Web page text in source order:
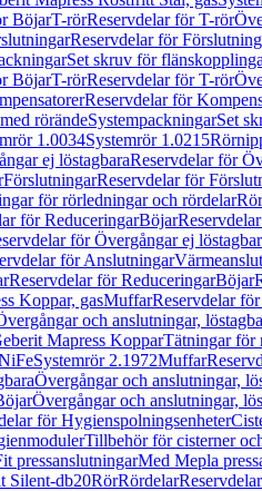
BöjarT-rörReservdelar för T-rör
Reservdelar för
Set skruv för
BöjarT-rörReservdelar för T-rör
Reservdelar för
rörändeSystempackningarSet
1.0034Systemrör 1.0215
ej löstagbaraReservdelar för
FörslutningarReservdelar för
för rörledningar och rördelar
för ReduceringarBöjar
för Övergångar ej
för Anslutningar
Reservdelar för ReduceringarBöjar
Koppar, gasMuffarReservdelar
och anslutningar,
Mapress KopparTätningar för
Systemrör 2.1972Muffar
Övergångar och anslutningar,
Övergångar och anslutningar,
för Hygienspolningsenheter
Tillbehör för cisterner
pressanslutningarMed Mepla
Silent-db20RörRördelar